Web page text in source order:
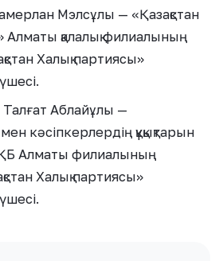
Мэлсұлы — «Қазақстан
Алматы қалалық филиалының
Халық партиясы»
Аблайұлы —
кәсіпкерлердің құқықтарын
Алматы филиалының
Халық партиясы»